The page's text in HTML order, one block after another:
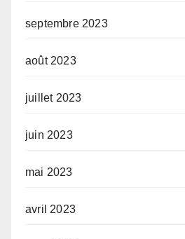
septembre 2023
août 2023
juillet 2023
juin 2023
mai 2023
avril 2023